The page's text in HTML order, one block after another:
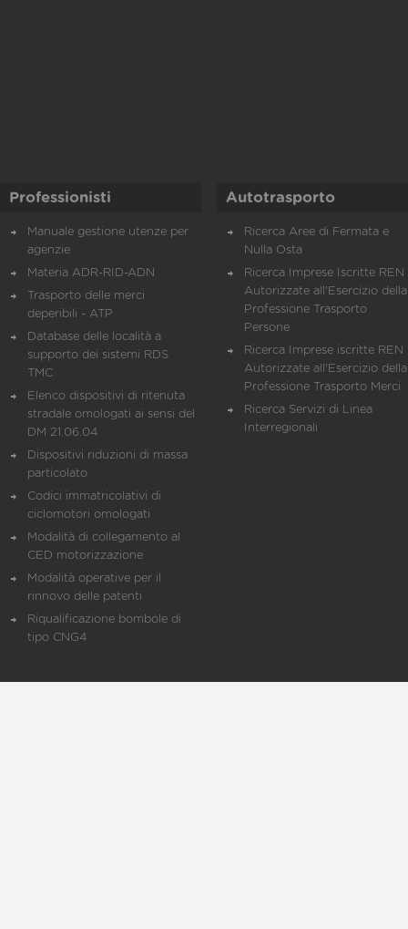
Professionisti
Manuale gestione utenze per
agenzie
Materia ADR-RID-ADN
Trasporto delle merci
deperibili - ATP
Database delle località a
supporto dei sistemi RDS
TMC
Elenco dispositivi di ritenuta
stradale omologati ai sensi del
DM 21.06.04
Dispositivi riduzioni di massa
particolato
Codici immatricolativi di
ciclomotori omologati
Modalità di collegamento al
CED motorizzazione
Modalità operative per il
rinnovo delle patenti
Riqualificazione bombole di
tipo CNG4
Autotrasporto
Ricerca Aree di Fermata e
Nulla Osta
Ricerca Imprese Iscritte REN
Autorizzate all'Esercizio della
Professione Trasporto
Persone
Ricerca Imprese iscritte REN
Autorizzate all'Esercizio della
Professione Trasporto Merci
Ricerca Servizi di Linea
Interregionali